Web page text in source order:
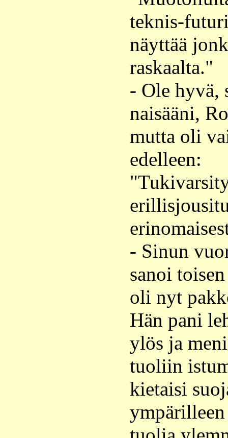
teknis-
näyttää
raskaalta."
- Ole hyvä,
naisääni,
mutta oli
edelleen:
- Sinun
sanoi
oli nyt
Hän pani
ylös ja
tuoliin
kietaisi